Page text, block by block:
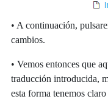
• A continuación,
cambios.
• Vemos entonces que
traducción introducida,
esta forma tenemos